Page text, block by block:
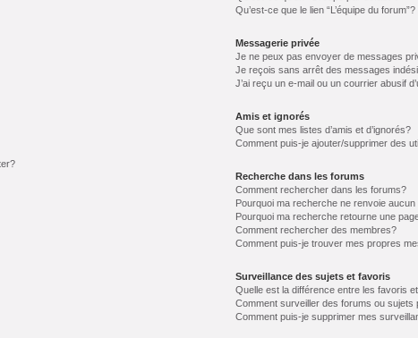
Qu’est-ce que le lien “L’équipe du forum”?
Messagerie privée
Je ne peux pas envoyer de messages
Je reçois sans arrêt des messages
J’ai reçu un e-mail ou un courrier abusif
Amis et ignorés
Que sont mes listes d’amis et d’ignorés?
Comment puis-je ajouter/supprimer des
Recherche dans les forums
Comment rechercher dans les forums?
Pourquoi ma recherche ne renvoie aucun
Pourquoi ma recherche retourne une
Comment rechercher des membres?
Comment puis-je trouver mes propres
Surveillance des sujets et favoris
Quelle est la différence entre les favoris
Comment surveiller des forums ou sujets
Comment puis-je supprimer mes